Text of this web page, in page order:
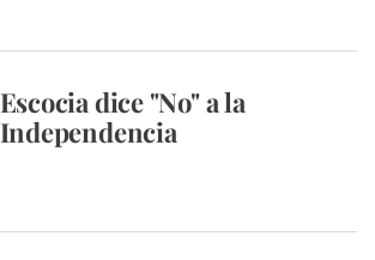
Escocia dice "No" a la
Independencia